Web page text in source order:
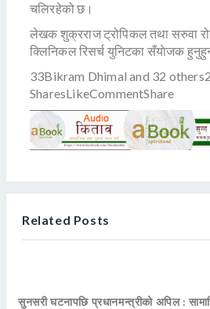
चलिरहेको छ।
लेखक शुक्रराज ट्रोपिकल तथा सरुवा
क्लिनिकल रिसर्च युनिटका सँयाेजक
33Bikram Dhimal and 32
SharesLikeCommentShare
Related Posts
सुनसरी घटनापछि प्रधानमन्त्रीको अपिल :